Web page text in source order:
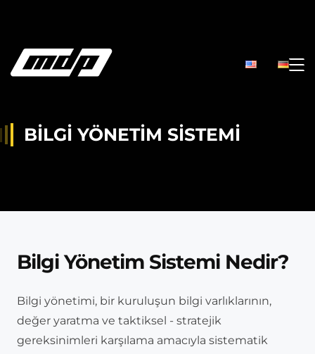
BILGI YÖNETIM SISTEMI
Bilgi Yönetim Sistemi Nedir?
Bilgi yönetimi, bir kuruluşun bilgi varlıklarının,
değer yaratma ve taktiksel - stratejik
gereksinimleri karşılama amacıyla sistematik